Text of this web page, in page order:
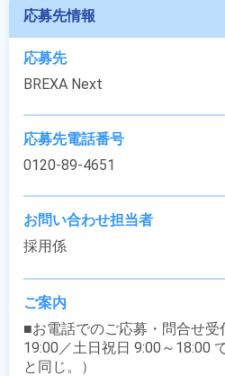
応募先情報
応募先
BREXA Next
応募先電話番号
0120-89-4651
お問い合わせ担当者
採用係
ご案内
■お電話でのご応募・問合せ受
19:00／土日祝日 9:00～18:00
と同じ。）